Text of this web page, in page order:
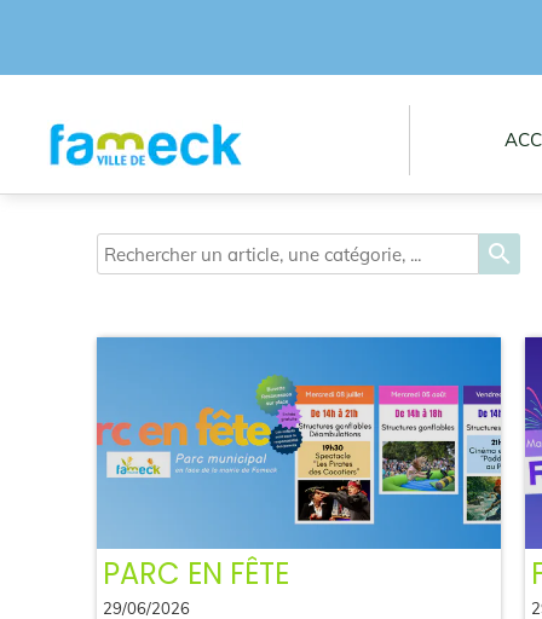
search
PARC EN FÊTE
29/06/2026